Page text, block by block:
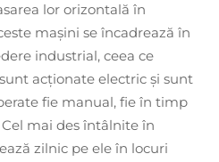
lor orizontală în
mașini se încadrează în
industrial, ceea ce
acționate electric și sunt
fie manual, fie în timp
mai des întâlnite în
zilnic pe ele în locuri